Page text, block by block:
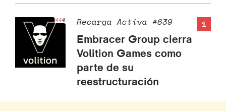
1
Recarga Activa #639
Embracer Group cierra
Volition Games como
parte de su
reestructuración